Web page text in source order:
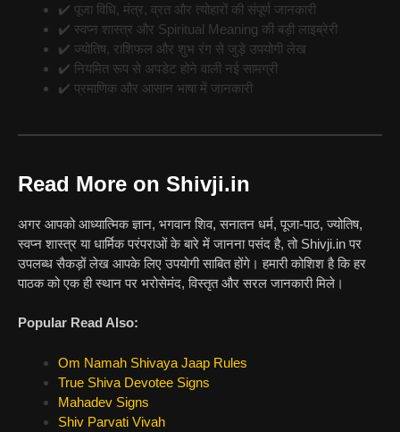
✔️ पूजा विधि, मंत्र, व्रत और त्योहारों की संपूर्ण जानकारी
✔️ स्वप्न शास्त्र और Spiritual Meaning की बड़ी लाइब्रेरी
✔️ ज्योतिष, राशिफल और शुभ रंग से जुड़े उपयोगी लेख
✔️ नियमित रूप से अपडेट होने वाली नई सामग्री
✔️ प्रमाणिक और आसान भाषा में जानकारी
Read More on Shivji.in
अगर आपको आध्यात्मिक ज्ञान, भगवान शिव, सनातन धर्म, पूजा-पाठ, ज्योतिष,
स्वप्न शास्त्र या धार्मिक परंपराओं के बारे में जानना पसंद है, तो Shivji.in पर
उपलब्ध सैकड़ों लेख आपके लिए उपयोगी साबित होंगे। हमारी कोशिश है कि हर
पाठक को एक ही स्थान पर भरोसेमंद, विस्तृत और सरल जानकारी मिले।
Popular Read Also:
Om Namah Shivaya Jaap Rules
True Shiva Devotee Signs
Mahadev Signs
Shiv Parvati Vivah